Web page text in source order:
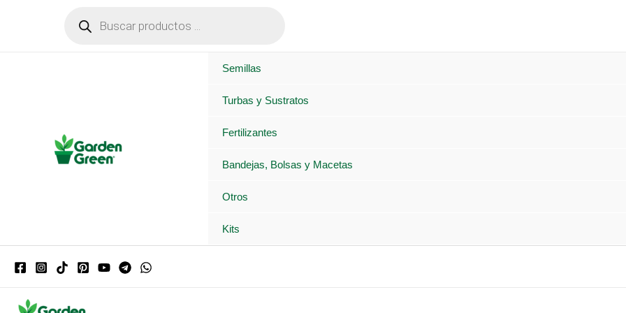
productos
Semillas
Turbas y Sustratos
Fertilizantes
Bandejas, Bolsas y Macetas
Otros
Kits